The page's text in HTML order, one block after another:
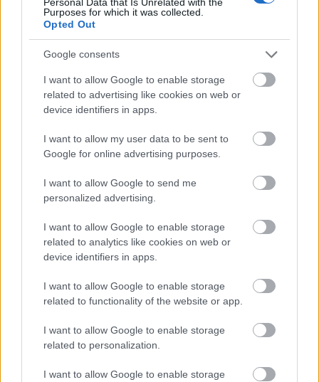
Purposes for which it was collected.
Opted Out
Google consents
I want to allow Google to enable storage
related to advertising like cookies on web or
device identifiers in apps.
I want to allow my user data to be sent to
Google for online advertising purposes.
I want to allow Google to send me
personalized advertising.
I want to allow Google to enable storage
related to analytics like cookies on web or
device identifiers in apps.
I want to allow Google to enable storage
related to functionality of the website or app.
I want to allow Google to enable storage
related to personalization.
I want to allow Google to enable storage
Várkanyarban álló Nepomuki Szent János híd és szobor is.
Bicske Kelet csomópont építése
csomópont épül Angyalföldön
Másfélszeresére bővítik
iskoláját
Látványos építési szakasz indult be a
Flórián téri felüljárón